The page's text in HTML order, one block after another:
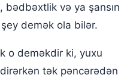
görmək
bədbəxtlik və ya şansın
demək ola bilər.
o deməkdir ki, yuxu
tək pəncərədən